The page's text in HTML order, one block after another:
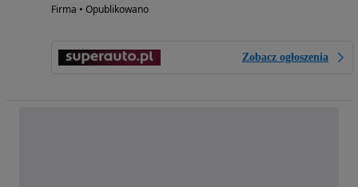
Firma • Opublikowano
Zobacz ogłoszenia